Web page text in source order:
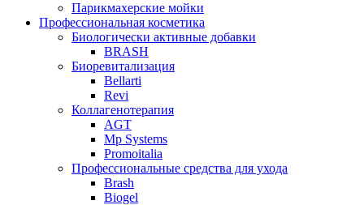
Парикмахерские мойки
Профессиональная косметика
Биологически активные добавки
BRASH
Биоревитализация
Bellarti
Revi
Коллагенотерапия
AGT
Mp Systems
Promoitalia
Профессиональные средства для ухода
Brash
Biogel